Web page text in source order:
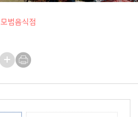
모범음식점